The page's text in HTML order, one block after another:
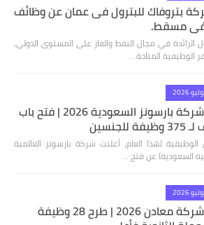
بتروفاك للبترول فى عمان عن وظائف
مسقط.
الرائدة في مجال النفط والغاز على المستوى الدولي،
المتاحة …
وظائف شركة بارسونز السعودية 2026 | فتح باب
لهذا العام، أعلنت شركة بارسونز العالمية
السعودية) عن فتح …
وظائف شركة معادن 2026 | طرح 28 وظيفة